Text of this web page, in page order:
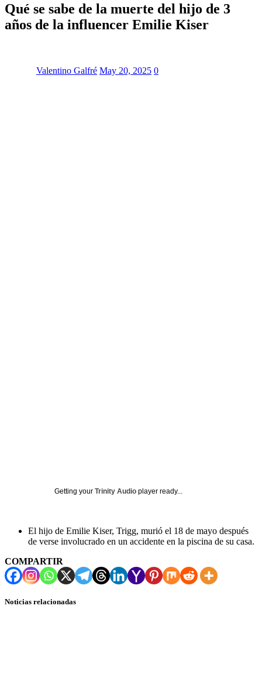
Qué se sabe de la muerte del hijo de 3
años de la influencer Emilie Kiser
Valentino Galfré May 20, 2025 0
Getting your Trinity Audio player ready...
El hijo de Emilie Kiser, Trigg, murió el 18 de mayo después
de verse involucrado en un accidente en la piscina de su casa.
COMPARTIR
Noticias relacionadas